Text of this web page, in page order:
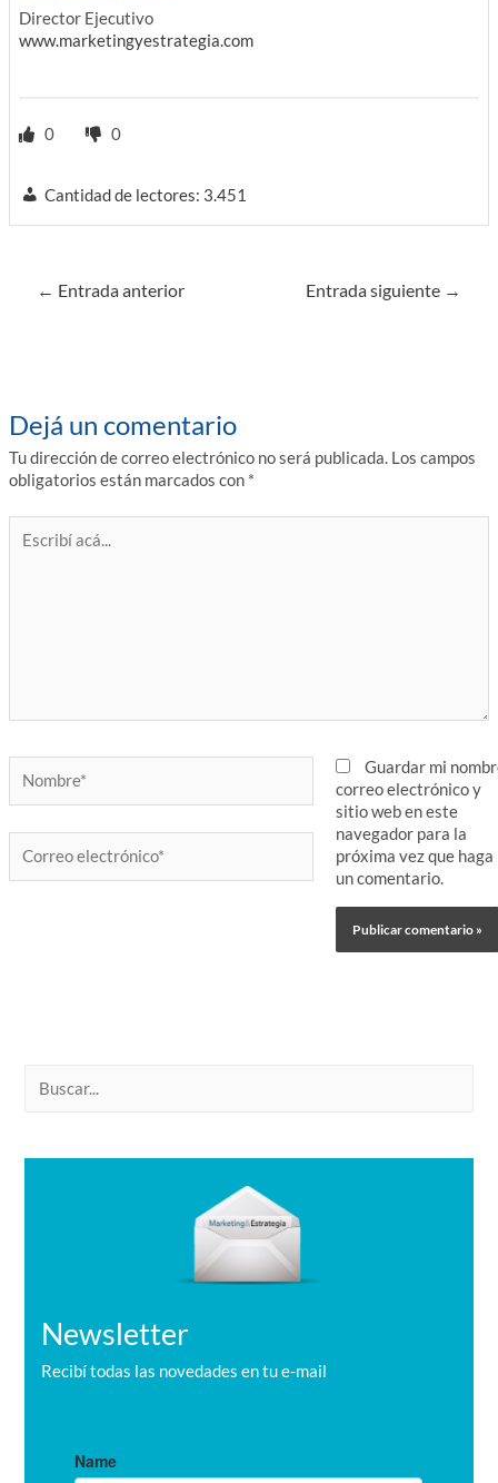
Director Ejecutivo
www.marketingyestrategia.com
0 0
Cantidad de lectores: 3.451
← Entrada anterior Entrada siguiente →
Dejá un comentario
Tu dirección de correo electrónico no será publicada. Los campos
obligatorios están marcados con *
acá...
electrónico*
Guardar mi
correo electrónico y
sitio web en este
navegador para la
próxima vez que haga
un comentario.
a
Newsletter
Recibí todas las novedades en tu e-mail